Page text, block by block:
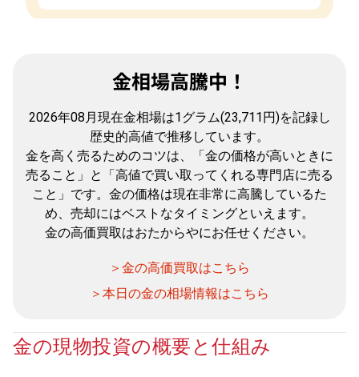
金相場高騰中！
2026年08月現在金相場は1グラム(23,711円)を記録し
歴史的高値で推移しています。
金を高く売るためのコツは、「金の価格が高いときに
売ること」と「高値で買い取ってくれる専門店に売る
こと」です。金の価格は現在非常に高騰しているた
め、売却にはベストなタイミングといえます。
金の高価買取はおたからやにお任せください。
＞金の高価買取はこちら
＞本日の金の相場情報はこちら
金の現物投資の概要と仕組み